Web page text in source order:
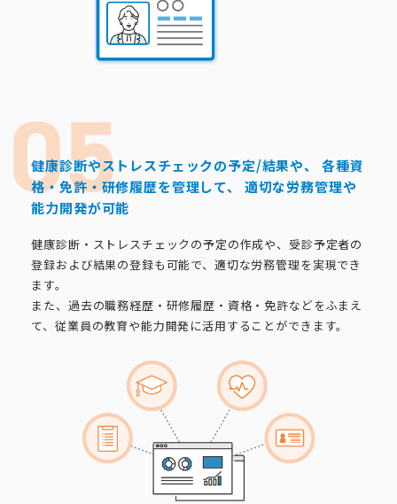
健康診断やストレスチェックの予定/結果や、
各種資
格・免許・研修履歴を管理して、
適切な労務管理や
能力開発が可能
健康診断・ストレスチェックの予定の作成や、受診予定者の
登録および結果の登録も可能で、適切な労務管理を実現でき
ます。
また、過去の職務経歴・研修履歴・資格・免許などをふまえ
て、従業員の教育や能力開発に活用することができます。